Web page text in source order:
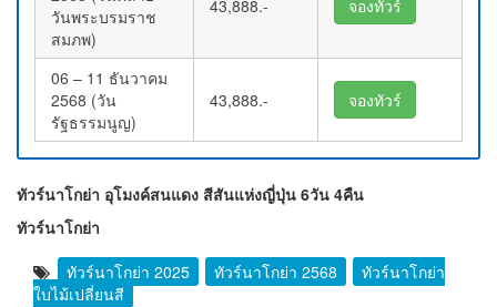
วันพระบรมราช
สมภพ)
43,888.- จองทัวร์
06 – 11 ธันวาคม
2568 (วัน
รัฐธรรมนูญ)
43,888.- จองทัวร์
ทัวร์นาโกย่า อุโมงค์สนแดง สีสันแห่งญี่ปุ่น 6วัน 4คืน
ทัวร์นาโกย่า
ทัวร์นาโกย่า 2025
ทัวร์นาโกย่า 2568
ทัวร์นาโกย่า
ใบไม้เปลี่ยนสี